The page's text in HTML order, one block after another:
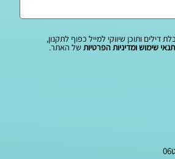
ותוכן שיווקי למייל כפוף לתקנון,
שימוש ומדיניות הפרטיות של האתר.